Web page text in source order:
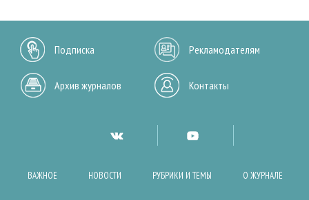
Подписка Рекламодателям
Архив журналов Контакты
ВАЖНОЕ НОВОСТИ РУБРИКИ И ТЕМЫ О ЖУРНАЛЕ